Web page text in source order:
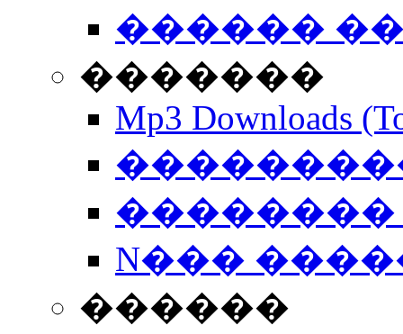
������
�������
Mp3 Downloads
��������
N���
������